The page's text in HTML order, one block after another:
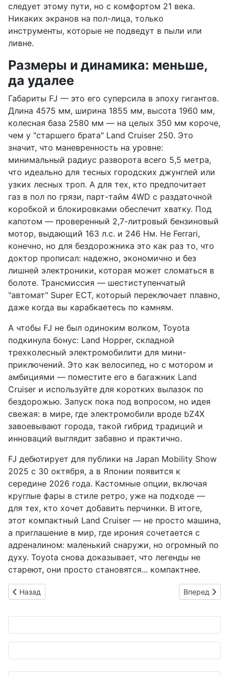
следует этому пути, но с комфортом 21 века.
Никаких экранов на пол-лица, только
инструменты, которые не подведут в пыли или
ливне.
Размеры и динамика: меньше,
да удалее
Габариты FJ — это его суперсила в эпоху гигантов.
Длина 4575 мм, ширина 1855 мм, высота 1960 мм,
колесная база 2580 мм — на целых 350 мм короче,
чем у "старшего брата" Land Cruiser 250. Это
значит, что маневренность на уровне:
минимальный радиус разворота всего 5,5 метра,
что идеально для тесных городских джунглей или
узких лесных троп. А для тех, кто предпочитает
газ в пол по грязи, парт-тайм 4WD с раздаточной
коробкой и блокировками обеспечит хватку. Под
капотом — проверенный 2,7-литровый бензиновый
мотор, выдающий 163 л.с. и 246 Нм. Не Ferrari,
конечно, но для бездорожника это как раз то, что
доктор прописал: надежно, экономично и без
лишней электроники, которая может сломаться в
болоте. Трансмиссия — шестиступенчатый
"автомат" Super ECT, который переключает плавно,
даже когда вы карабкаетесь по камням.
А чтобы FJ не был одиноким волком, Toyota
подкинула бонус: Land Hopper, складной
трехколесный электромобилити для мини-
приключений. Это как велосипед, но с мотором и
амбициями — поместите его в багажник Land
Cruiser и используйте для коротких вылазок по
бездорожью. Запуск пока под вопросом, но идея
свежая: в мире, где электромобили вроде bZ4X
завоевывают города, такой гибрид традиций и
инноваций выглядит забавно и практично.
FJ дебютирует для публики на Japan Mobility Show
2025 с 30 октября, а в Японии появится к
середине 2026 года. Кастомные опции, включая
круглые фары в стиле ретро, уже на подходе —
для тех, кто хочет добавить перчинки. В итоге,
этот компактный Land Cruiser — не просто машина,
а приглашение в мир, где ирония сочетается с
адреналином: маленький снаружи, но огромный по
духу. Toyota снова доказывает, что легенды не
стареют, они просто становятся... компактнее.
Предыдущий: Suzukи открывает двери: студенты из Токио
Назад Следующий:
Вперед